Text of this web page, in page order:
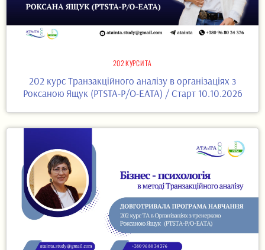
202 КУРСИ ТА
202 курс Транзакційного аналізу в організаціях з
Роксаною Ящук (PTSTA-P/O-EATA) / Старт 10.10.2026